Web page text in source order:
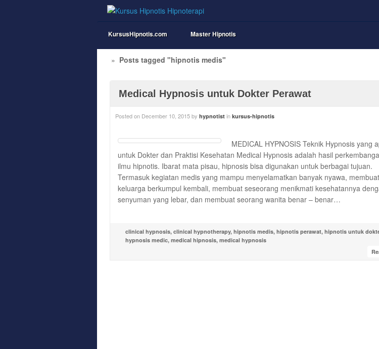
KursusHipnotis.com Master Hipnotis
» Posts tagged "hipnotis medis"
Medical Hypnosis untuk Dokter Perawat
Posted on December 10, 2015 by hypnotist in kursus-hipnotis
MEDICAL HYPNOSIS Teknik Hypnosis yang
untuk Dokter dan Praktisi Kesehatan Medical Hypnosis adalah hasil
ilmu hipnotis. Ibarat mata pisau, hipnosis bisa digunakan untuk berbagai tujuan.
Termasuk kegiatan medis yang mampu menyelamatkan banyak nyawa, membuat
keluarga berkumpul kembali, membuat seseorang menikmati kesehatannya
senyuman yang lebar, dan membuat seorang wanita benar – benar…
clinical hypnosis, clinical hypnotherapy, hipnotis medis, hipnotis perawat, hipnotis untuk
hypnosis medic, medical hipnosis, medical hypnosis